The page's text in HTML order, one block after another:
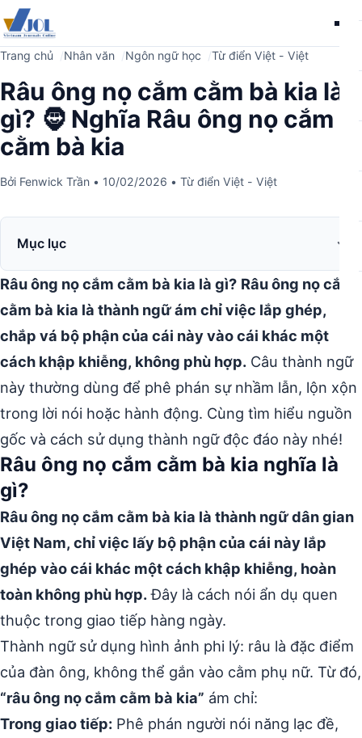
Trang chủ Nhân văn Ngôn ngữ học Từ điển Việt - Việt
Râu ông nọ cắm cằm bà kia là
gì? 🧔 Nghĩa Râu ông nọ cắm
cằm bà kia
Bởi Fenwick Trần • 10/02/2026 • Từ điển Việt - Việt
Mục lục
Râu ông nọ cắm cằm bà kia là gì? Râu ông nọ cắm
cằm bà kia là thành ngữ ám chỉ việc lắp ghép,
chắp vá bộ phận của cái này vào cái khác một
cách khập khiễng, không phù hợp. Câu thành ngữ
này thường dùng để phê phán sự nhầm lẫn, lộn xộn
trong lời nói hoặc hành động. Cùng tìm hiểu nguồn
gốc và cách sử dụng thành ngữ độc đáo này nhé!
Râu ông nọ cắm cằm bà kia nghĩa là
gì?
Râu ông nọ cắm cằm bà kia là thành ngữ dân gian
Việt Nam, chỉ việc lấy bộ phận của cái này lắp
ghép vào cái khác một cách khập khiễng, hoàn
toàn không phù hợp.Đây là cách nói ẩn dụ quen
thuộc trong giao tiếp hàng ngày.
Thành ngữ sử dụng hình ảnh phi lý: râu là đặc điểm
của đàn ông, không thể gắn vào cằm phụ nữ. Từ đó,
“râu ông nọ cắm cằm bà kia” ám chỉ:
Trong giao tiếp: Phê phán người nói năng lạc đề,